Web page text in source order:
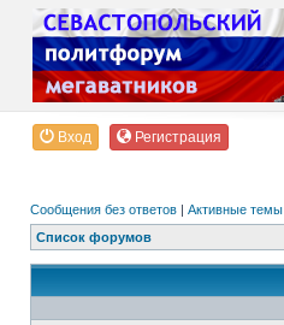
Вход Регистрация
Сообщения без ответов | Активные темы
Список форумов